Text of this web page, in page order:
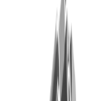
для наружного